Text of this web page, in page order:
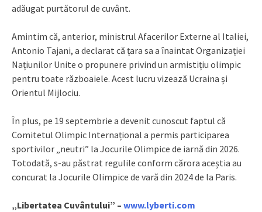
adăugat purtătorul de cuvânt.
Amintim că, anterior, ministrul Afacerilor Externe al Italiei,
Antonio Tajani, a declarat că țara sa a înaintat Organizației
Națiunilor Unite o propunere privind un armistițiu olimpic
pentru toate războaiele. Acest lucru vizează Ucraina și
Orientul Mijlociu.
În plus, pe 19 septembrie a devenit cunoscut faptul că
Comitetul Olimpic Internațional a permis participarea
sportivilor „neutri” la Jocurile Olimpice de iarnă din 2026.
Totodată, s-au păstrat regulile conform cărora aceștia au
concurat la Jocurile Olimpice de vară din 2024 de la Paris.
„Libertatea Cuvântului” – www.lyberti.com